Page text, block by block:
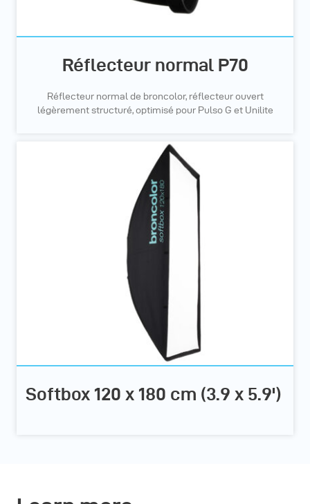
Réflecteur normal P70
Réflecteur normal de broncolor, réflecteur ouvert
légèrement structuré, optimisé pour Pulso G et Unilite
Softbox 120 x 180 cm (3.9 x 5.9')